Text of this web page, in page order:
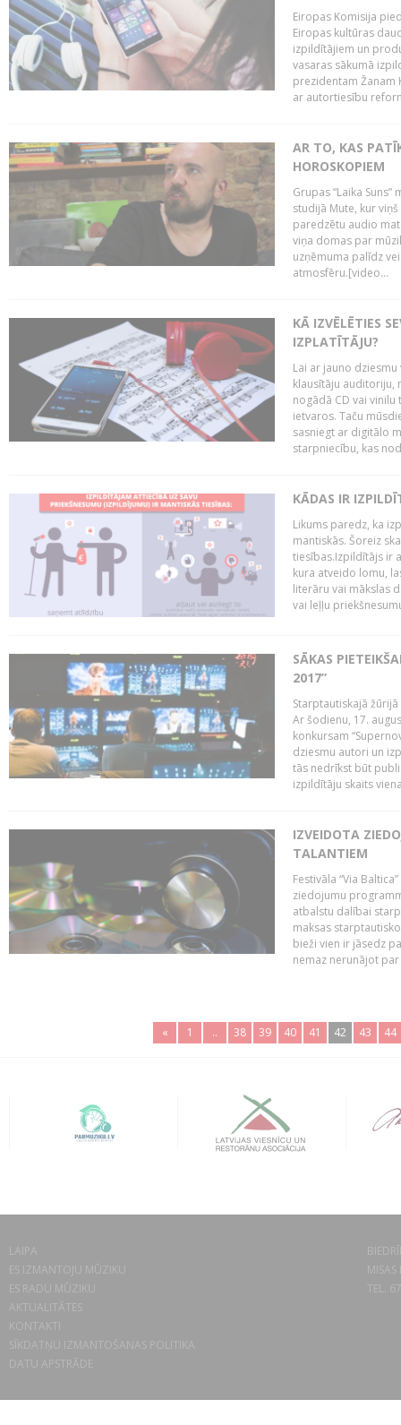
Eiropas Komisija
Eiropas kultūras
izpildītājiem un
vasaras sākumā
prezidentam Žanam
ar autortiesību
AR TO, KAS
HOROSKOPIEM
Grupas “Laika
studijā Mute, kur
paredzētu audio
viņa domas par
uzņēmuma palīdz
atmosfēru.[video...
KĀ IZVĒLĒTIES
IZPLATĪTĀJU?
Lai ar jauno
klausītāju auditoriju,
nogādā CD vai
ietvaros. Taču
sasniegt ar digitālo
starpniecību, kas
KĀDAS IR
Likums paredz, ka
mantiskās. Šoreiz
tiesības.Izpildītājs ir
kura atveido lomu,
literāru vai mākslas
vai leļļu
SĀKAS
2017”
Starptautiskajā
Ar šodienu, 17.
konkursam
dziesmu autori un
tās nedrīkst būt
izpildītāju skaits
IZVEIDOTA
TALANTIEM
Festivāla “Via
ziedojumu
atbalstu dalībai
maksas
bieži vien ir jāsedz
nemaz nerunājot
« 1 .. 38 39 40 41 42 43 44
LAIPA
ES IZMANTOJU MŪZIKU
ES RADU MŪZIKU
AKTUALITĀTES
KONTAKTI
SĪKDATŅU IZMANTOŠANAS POLITIKA
DATU APSTRĀDE
TEL.